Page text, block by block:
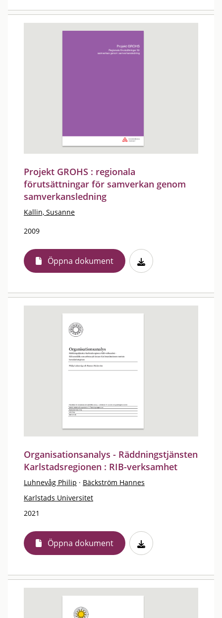
Projekt GROHS : regionala
förutsättningar för samverkan genom
samverkansledning
Kallin, Susanne
2009
Öppna dokument
Organisationsanalys - Räddningstjänsten
Karlstadsregionen : RIB-verksamhet
Luhnevåg Philip · Bäckström Hannes
Karlstads Universitet
2021
Öppna dokument